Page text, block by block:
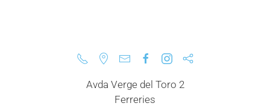
Avda Verge del Toro 2
Ferreries